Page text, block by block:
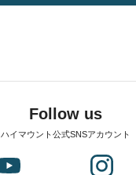
Follow us
ハイマウント公式SNSアカウント